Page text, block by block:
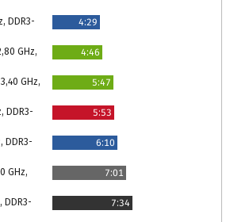
DDR3-
4:29
GHz,
4:46
GHz,
5:47
DDR3-
5:53
DDR3-
6:10
GHz,
7:01
DDR3-
7:34